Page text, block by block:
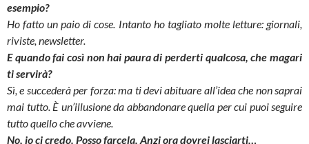
esempio?
Ho fatto un paio di cose. Intanto ho tagliato molte letture: giornali,
riviste, newsletter.
E quando fai così non hai paura di perderti qualcosa, che magari
ti servirà?
Sì, e succederà per forza: ma ti devi abituare all’idea che non saprai
mai tutto. È un’illusione da abbandonare quella per cui puoi seguire
tutto quello che avviene.
No, io ci credo. Posso farcela. Anzi ora dovrei lasciarti…